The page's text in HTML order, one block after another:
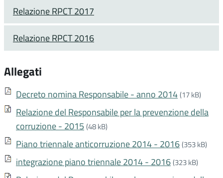
Relazione RPCT 2017
Relazione RPCT 2016
Allegati
Decreto nomina Responsabile - anno 2014(17 kB)
Relazione del Responsabile per la prevenzione della
corruzione - 2015 (48 kB)
Piano triennale anticorruzione 2014 - 2016(353 kB)
integrazione piano triennale 2014 - 2016(323 kB)